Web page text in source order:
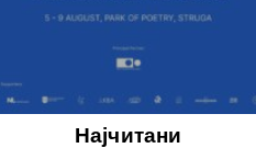
Најчитани